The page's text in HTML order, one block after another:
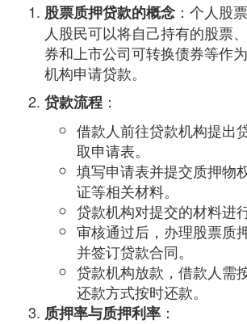
股票质押贷款的概念 ：个人股
人股民可以将自己持有的股票
券和上市公司可转换债券等作
机构申请贷款。
贷款流程 ：
借款人前往贷款机构提出
取申请表。
填写申请表并提交质押物
证等相关材料。
贷款机构对提交的材料进
审核通过后，办理股票质
并签订贷款合同。
贷款机构放款，借款人需
还款方式按时还款。
质押率与质押利率 ：